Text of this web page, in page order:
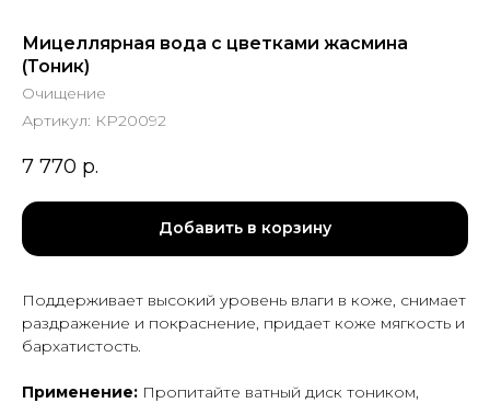
Мицеллярная вода с цветками жасмина
(Тоник)
Очищение
Артикул: КР20092
7 770 р.
Добавить в корзину
Поддерживает высокий уровень влаги в коже, снимает
раздражение и покраснение, придает коже мягкость и
бархатистость.
Применение: Пропитайте ватный диск тоником,